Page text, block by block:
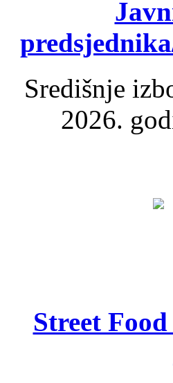
Središnje
2026.
Street